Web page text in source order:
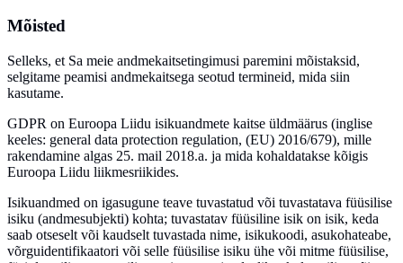
Mõisted
Selleks, et Sa meie andmekaitsetingimusi paremini mõistaksid,
selgitame peamisi andmekaitsega seotud termineid, mida siin
kasutame.
GDPR on Euroopa Liidu isikuandmete kaitse üldmäärus (inglise
keeles: general data protection regulation, (EU) 2016/679), mille
rakendamine algas 25. mail 2018.a. ja mida kohaldatakse kõigis
Euroopa Liidu liikmesriikides.
Isikuandmed on igasugune teave tuvastatud või tuvastatava füüsilise
isiku (andmesubjekti) kohta; tuvastatav füüsiline isik on isik, keda
saab otseselt või kaudselt tuvastada nime, isikukoodi, asukohateabe,
võrguidentifikaatori või selle füüsilise isiku ühe või mitme füüsilise,